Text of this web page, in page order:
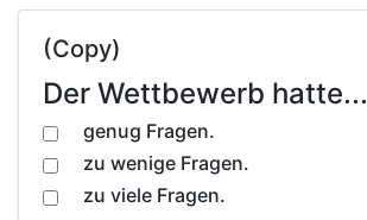
(Copy)
Der Wettbewerb hatte...
genug Fragen.
zu wenige Fragen.
zu viele Fragen.